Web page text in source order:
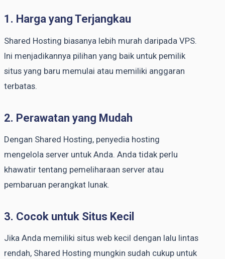
1. Harga yang Terjangkau
Shared Hosting biasanya lebih murah daripada VPS.
Ini menjadikannya pilihan yang baik untuk pemilik
situs yang baru memulai atau memiliki anggaran
terbatas.
2. Perawatan yang Mudah
Dengan Shared Hosting, penyedia hosting
mengelola server untuk Anda. Anda tidak perlu
khawatir tentang pemeliharaan server atau
pembaruan perangkat lunak.
3. Cocok untuk Situs Kecil
Jika Anda memiliki situs web kecil dengan lalu lintas
rendah, Shared Hosting mungkin sudah cukup untuk